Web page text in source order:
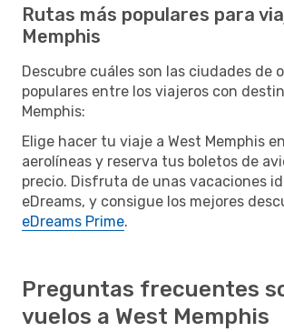
Rutas más populares para
Memphis
Descubre cuáles son las ciudades de
populares entre los viajeros con
Memphis:
Elige hacer tu viaje a West Memphis
aerolíneas y reserva tus boletos de
precio. Disfruta de unas vacaciones
eDreams, y consigue los mejores
eDreams Prime.
Preguntas frecuentes
vuelos a West Memphis